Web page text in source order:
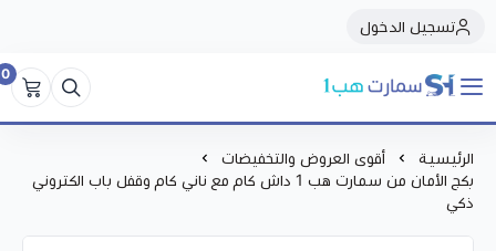
تسجيل الدخول
سمارت هبSmart Hub1
0
الرئيسية
أقوى العروض والتخفيضات
بكج الأمان من سمارت هب 1 داش كام مع ناني كام وقفل باب الكتروني
ذكي